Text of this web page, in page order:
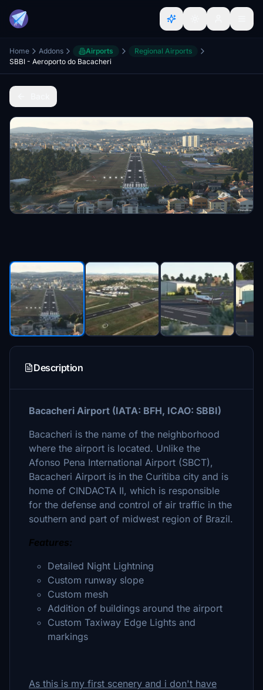
Home Addons Airports
Regional Airports
SBBI - Aeroporto do Bacacheri
Description
Bacacheri Airport (IATA: BFH, ICAO: SBBI)
Bacacheri is the name of the neighborhood
where the airport is located. Unlike the
Afonso Pena International Airport (SBCT),
Bacacheri Airport is in the Curitiba city and is
home of CINDACTA II, which is responsible
for the defense and control of air traffic in the
southern and part of midwest region of Brazil.
Features:
Detailed Night Lightning
Custom runway slope
Custom mesh
Addition of buildings around the airport
Custom Taxiway Edge Lights and
markings
As this is my first scenery and i don't have